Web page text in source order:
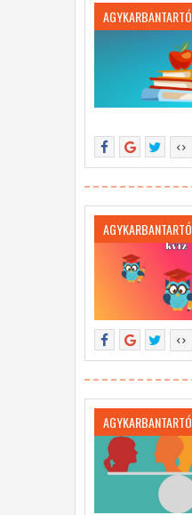
AGYKARBANTARTÓ
AGYKARBANTARTÓ
AGYKARBANTARTÓ